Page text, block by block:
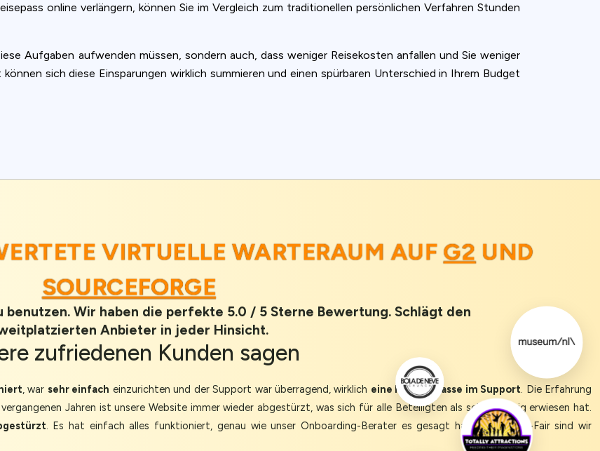
online verlängern, können Sie im Vergleich zum traditionellen persönlichen Verfahren Stunden
Aufgaben aufwenden müssen, sondern auch, dass weniger Reisekosten anfallen und Sie weniger
sich diese Einsparungen wirklich summieren und einen spürbaren Unterschied in Ihrem Budget
VIRTUELLE WARTERAUM AUFG2UND
SOURCEFORGE
benutzen. Wir haben die perfekte 5.0 / 5 Sterne Bewertung. Schlägt den
Anbieter in jeder Hinsicht.
zufriedenen Kunden sagen
, war sehr einfach einzurichten und der Support war überragend, wirklich eine Meisterklasse im Support. Die Erfahrung
Jahren ist unsere Website immer wieder abgestürzt, was sich für alle Beteiligten als sehr stressig erwiesen hat.
. Es hat einfach alles funktioniert, genau wie unser Onboarding-Berater es gesagt hat. Mit Queue-Fair sind wir